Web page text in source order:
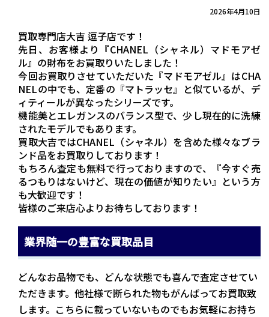
2026年4月10日
買取専門店大吉 逗子店です！
先日、お客様より『CHANEL（シャネル）マドモアゼ
ル』の財布をお買取りいたしました！
今回お買取りさせていただいた『マドモアゼル』はCHA
NELの中でも、定番の『マトラッセ』と似ているが、デ
ィティールが異なったシリーズです。
機能美とエレガンスのバランス型で、少し現在的に洗練
されたモデルでもあります。
買取大吉ではCHANEL（シャネル）を含めた様々なブラ
ンド品をお買取りしております！
もちろん査定も無料で行っておりますので、『今すぐ売
るつもりはないけど、現在の価値が知りたい』という方
も大歓迎です！
皆様のご来店心よりお待ちしております！
業界随一の豊富な買取品目
どんなお品物でも、どんな状態でも喜んで査定させてい
ただきます。他社様で断られた物もがんばってお買取致
します。こちらに載っていないものでもお気軽にお持ち